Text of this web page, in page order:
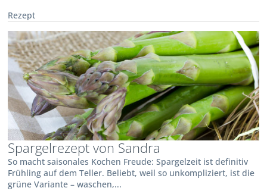
Rezept
Spargelrezept von Sandra
So macht saisonales Kochen Freude: Spargelzeit ist definitiv
Frühling auf dem Teller. Beliebt, weil so unkompliziert, ist die
grüne Variante – waschen,...